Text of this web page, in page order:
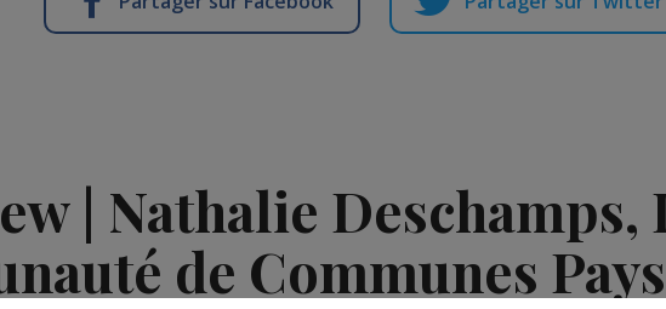
| Nathalie Deschamps,
de Communes